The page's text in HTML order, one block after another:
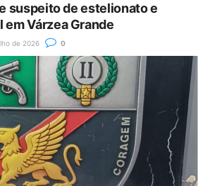
suspeito de estelionato e
em Várzea Grande
de 2026 0